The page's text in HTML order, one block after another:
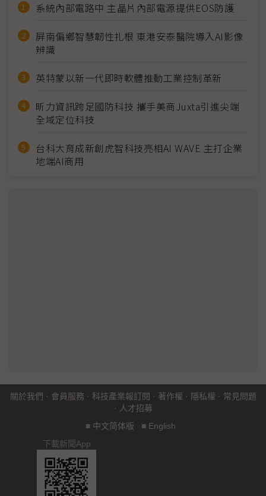
系統內部電路中 主晶片內部電源提供EOS防護
屏南偏鄉智慧韌性扎根 東港安泰醫院導入AI影像
辨識
英特蒙以新一代即時軟體推動工業控制革新
昕力資訊跨足國防科技 攜手美商Juxta引進尖端
全域定位科技
台科大育成新創虎智科技亮相AI WAVE 主打企業
地端AI商用
關於我們 · 會員服務 · 科技產業報訂閱 · 著作權 · 隱私權 · 常見問題
· 人才招募
■ 中文简体版 ■ English
下載新聞App